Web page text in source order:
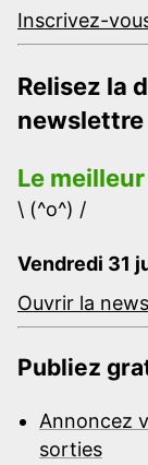
Inscrivez-
Relisez la
newslettre
Le
\ (^o^) /
Vendredi 31
Ouvrir la
Publiez
Annoncez
sorties